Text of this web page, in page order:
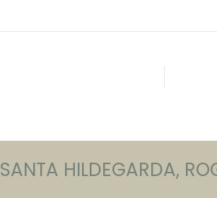
SANTA HILDEGARDA,